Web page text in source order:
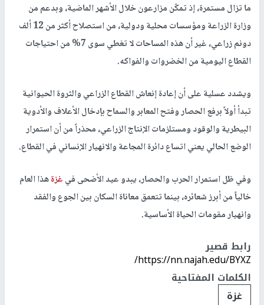
ما تزال مستمرة، إذ تمكّن مزارعون خلال الأشهر الماضية، وبدعم من
وزارة الزراعة ومؤسسات محلية ودولية، من استصلاح أكثر من 12 ألف
دونم زراعي، غير أن هذه المساحات لا تغطي سوى 7% من احتياجات
القطاع اليومية من الخضروات والفواكه.
ويشدد عسلية على أن إعادة إنعاش القطاع الزراعي والثروة الحيوانية
تبدأ أولاً برفع الحصار وفتح المعابر والسماح بإدخال الأعلاف والأدوية
البيطرية والوقود ومستلزمات الإنتاج الزراعي، محذراً من أن استمرار
الوضع الحالي يعني اتساع دائرة المجاعة والانهيار الإنساني في القطاع.
وفي ظل استمرار الحرب والحصار، يبدو عيد الأضحى فيغزةهذا العام
خالياً من أبرز شعائره، بينما تتعمق معاناة السكان بين الجوع والفقد
وانهيار مقومات الحياة الأساسية.
رابط قصير
https://nn.najah.edu/BYXZ/
الكلمات المفتاحية
غزة